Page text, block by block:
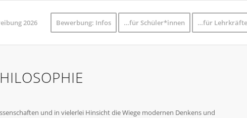
2026 Bewerbung: Infos …für Schüler*innen …für Lehrkräfte
und in vielerlei Hinsicht die Wiege modernen Denkens und